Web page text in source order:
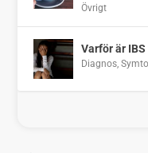
Övrigt
Varför är
Diagnos ,